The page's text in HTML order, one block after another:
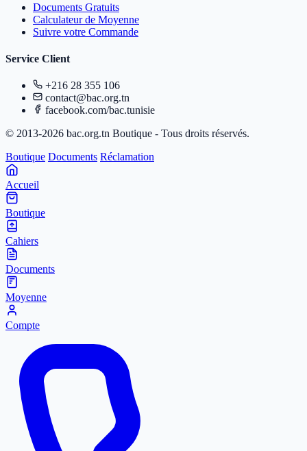
Documents Gratuits
Calculateur de Moyenne
Suivre votre Commande
Service Client
+216 28 355 106
contact@bac.org.tn
facebook.com/bac.tunisie
© 2013-2026 bac.org.tn Boutique - Tous droits réservés.
Boutique Documents Réclamation
Accueil
Boutique
Cahiers
Documents
Moyenne
Compte